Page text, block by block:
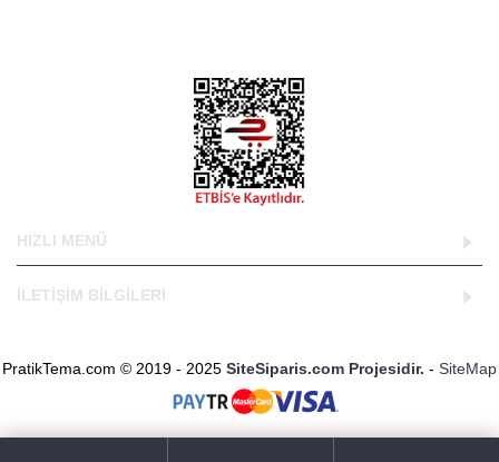
HIZLI MENÜ
İLETİŞİM BİLGİLERİ
PratikTema.com © 2019 - 2025 SiteSiparis.com Projesidir. - SiteMap